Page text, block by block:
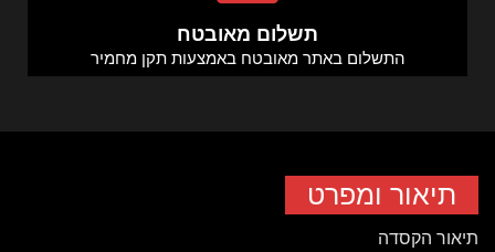
תשלום מאובטח
התשלום באתר מאובטח באמצעות תקן מחמיר
תיאור ומפרט
תיאור הקסדה